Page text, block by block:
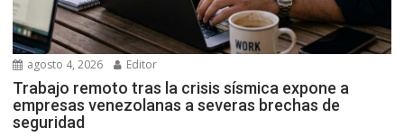
agosto 4, 2026 Editor
Trabajo remoto tras la crisis sísmica expone a
empresas venezolanas a severas brechas de
seguridad